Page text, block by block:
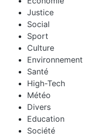
Justice
Social
Sport
Culture
Environnement
Santé
High-Tech
Météo
Divers
Education
Société